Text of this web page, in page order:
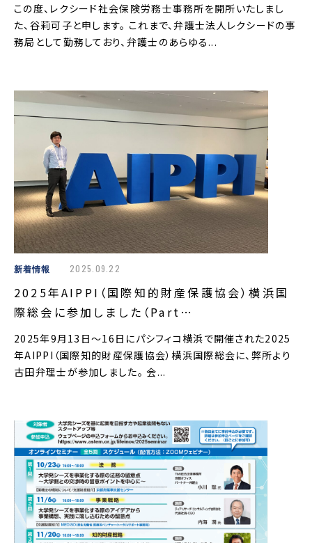
この度、レクシード社会保険労務士事務所を開所いたしまし
た、谷莉可子と申します。 これまで、弁護士法人レクシードの事
務局として勤務しており、弁護士のあらゆる...
新着情報 2025.09.22
2025年AIPPI（国際知的財産保護協会）横浜国
際総会に参加しました（Part…
2025年9月13日～16日にパシフィコ横浜で開催された2025
年AIPPI（国際知的財産保護協会）横浜国際総会に、弊所より
古田弁理士が参加しました。 会...